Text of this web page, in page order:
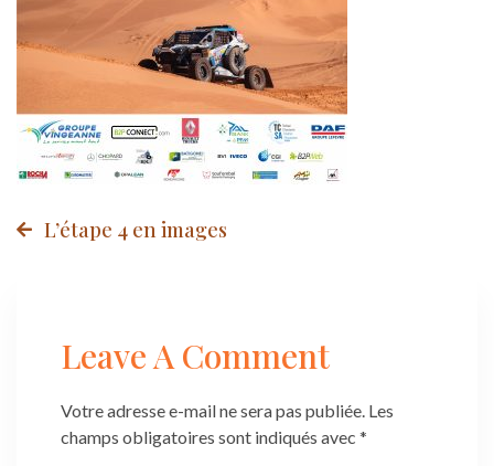
Post
L’étape 4 en images
Leave A Comment
Votre adresse e-mail ne sera pas publiée. Les
champs obligatoires sont indiqués avec *